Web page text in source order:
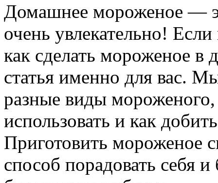
Домашнее мороженое —
очень увлекательно!
как сделать мороженое в
статья именно для вас.
разные виды
использовать и как
Приготовить мороженое
способ порадовать себя